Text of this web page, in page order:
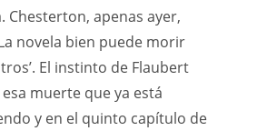
Chesterton, apenas ayer,
novela bien puede morir
El instinto de Flaubert
muerte que ya está
y en el quinto capítulo de